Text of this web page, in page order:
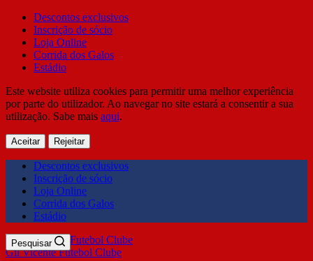
Descontos exclusivos
Inscrição de sócio
Loja Online
Corrida dos Galos
Estádio
Este website utiliza cookies para permitir uma melhor experiência
por parte do utilizador. Ao navegar no site estará a consentir a sua
utilização. Sabe mais aqui.
Aceitar Rejeitar
Descontos exclusivos
Inscrição de sócio
Loja Online
Corrida dos Galos
Estádio
Gil Vicente Futebol Clube
Pesquisar